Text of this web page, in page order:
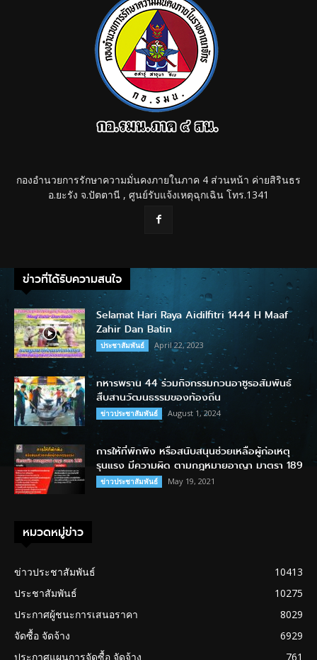
กองอำนวยการรักษาความมั่นคงภายในภาค 4 ส่วนหน้า ค่ายสิรินธร
อ.ยะรัง จ.ปัตตานี , ศูนย์รับแจ้งเหตุฉุกเฉิน โทร.1341
ข่าวที่ได้รับความสนใจ
Selamat Hari Raya Aidilfitri 1444 H Maaf
Zahir Dan Batin
ประชาสัมพันธ์ April 22, 2023
ทหารพราน 44 ร่วมกิจกรรมกวนอาซูรอสัมพันธ์
สืบสานวัฒนธรรมของท้องถิ่น
ข่าวประชาสัมพันธ์ August 1, 2024
การให้ที่พักพิง หรือสนับสนุนช่วยเหลือผู้ก่อเหตุ
รุนแรง มีความผิด ตามกฎหมายอาญา มาตรา 189
ข่าวประชาสัมพันธ์ May 19, 2021
หมวดหมู่ข่าว
ข่าวประชาสัมพันธ์
10413
ประชาสัมพันธ์
10275
ประกาศผู้ชนะการเสนอราคา
8029
จัดซื้อ จัดจ้าง
6929
ประกาศแผนการจัดซื้อ จัดจ้าง
761